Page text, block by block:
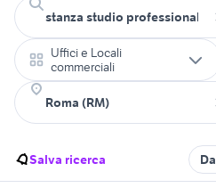
Uffici e Locali
commerciali
Salva ricerca